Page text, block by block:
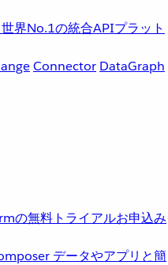
世界No.1の統合APIプラット
Connector DataGraph
の無料トライアルお申込み
データやアプリと簡